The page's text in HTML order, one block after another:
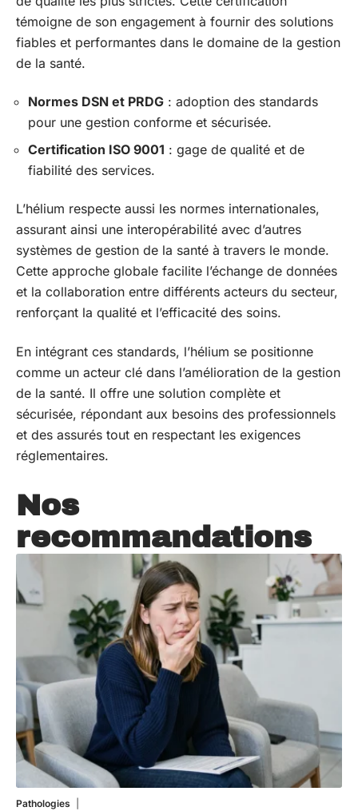
témoigne de son engagement à fournir des solutions
fiables et performantes dans le domaine de la gestion
de la santé.
Normes DSN et PRDG : adoption des standards
pour une gestion conforme et sécurisée.
Certification ISO 9001 : gage de qualité et de
fiabilité des services.
L’hélium respecte aussi les normes internationales,
assurant ainsi une interopérabilité avec d’autres
systèmes de gestion de la santé à travers le monde.
Cette approche globale facilite l’échange de données
et la collaboration entre différents acteurs du secteur,
renforçant la qualité et l’efficacité des soins.
En intégrant ces standards, l’hélium se positionne
comme un acteur clé dans l’amélioration de la gestion
de la santé. Il offre une solution complète et
sécurisée, répondant aux besoins des professionnels
et des assurés tout en respectant les exigences
réglementaires.
Nos
recommandations
Pathologies